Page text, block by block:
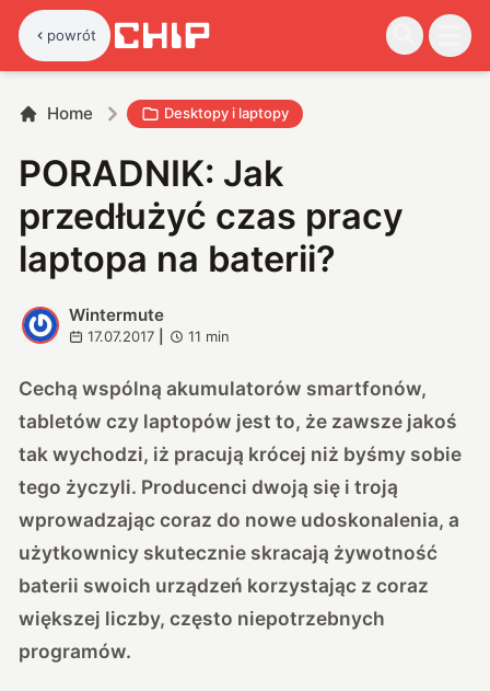
powrót
Home Desktopy i laptopy
PORADNIK: Jak
przedłużyć czas pracy
laptopa na baterii?
W
Wintermute
17.07.2017 11 min
Cechą wspólną akumulatorów smartfonów,
tabletów czy laptopów jest to, że zawsze jakoś
tak wychodzi, iż pracują krócej niż byśmy sobie
tego życzyli. Producenci dwoją się i troją
wprowadzając coraz do nowe udoskonalenia, a
użytkownicy skutecznie skracają żywotność
baterii swoich urządzeń korzystając z coraz
większej liczby, często niepotrzebnych
programów.